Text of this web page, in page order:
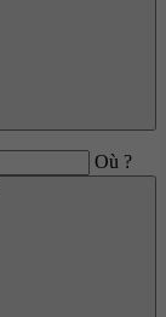
Où ?